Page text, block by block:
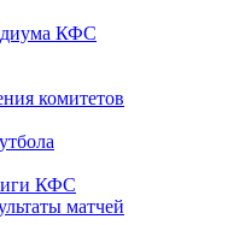
КФС
комитетов
КФС
матчей